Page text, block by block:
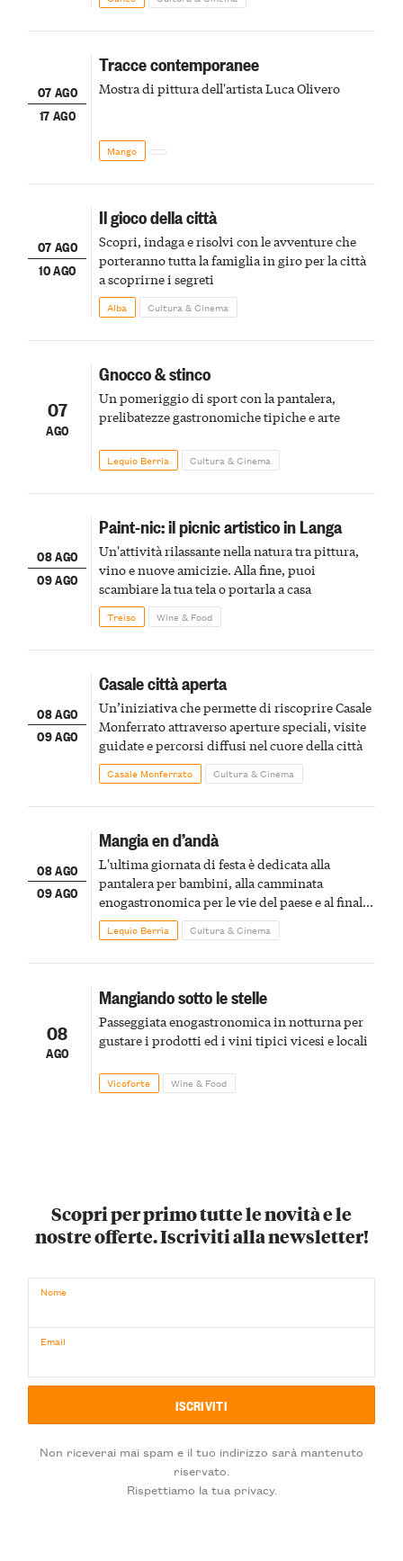
07 AGO
17 AGO
Tracce contemporanee
Mostra di pittura dell'artista Luca Olivero
Mango
07 AGO
10 AGO
Il gioco della città
Scopri, indaga e risolvi con le avventure che
porteranno tutta la famiglia in giro per la città
a scoprirne i segreti
Alba Cultura & Cinema
07
AGO
Gnocco & stinco
Un pomeriggio di sport con la pantalera,
prelibatezze gastronomiche tipiche e arte
Lequio Berria Cultura & Cinema
08 AGO
09 AGO
Paint-nic: il picnic artistico in Langa
Un'attività rilassante nella natura tra pittura,
vino e nuove amicizie. Alla fine, puoi
scambiare la tua tela o portarla a casa
Treiso Wine & Food
08 AGO
09 AGO
Casale città aperta
Un’iniziativa che permette di riscoprire Casale
Monferrato attraverso aperture speciali, visite
guidate e percorsi diffusi nel cuore della città
Casale Monferrato Cultura & Cinema
08 AGO
09 AGO
Mangia en d’andà
L'ultima giornata di festa è dedicata alla
pantalera per bambini, alla camminata
enogastronomica per le vie del paese e al finale
pirotecnico
Lequio Berria Cultura & Cinema
08
AGO
Mangiando sotto le stelle
Passeggiata enogastronomica in notturna per
gustare i prodotti ed i vini tipici vicesi e locali
Vicoforte Wine & Food
Scopri per primo tutte le novità e le
nostre offerte. Iscriviti alla newsletter!
Nome
Email
Non riceverai mai spam e il tuo indirizzo sarà mantenuto
riservato.
Rispettiamo la tua privacy.